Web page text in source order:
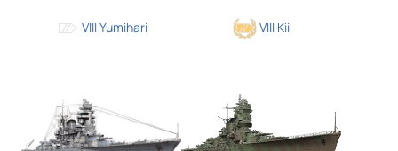
VIII Yumihari VIII Kii